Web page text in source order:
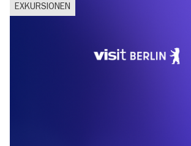
EXKURSIONEN